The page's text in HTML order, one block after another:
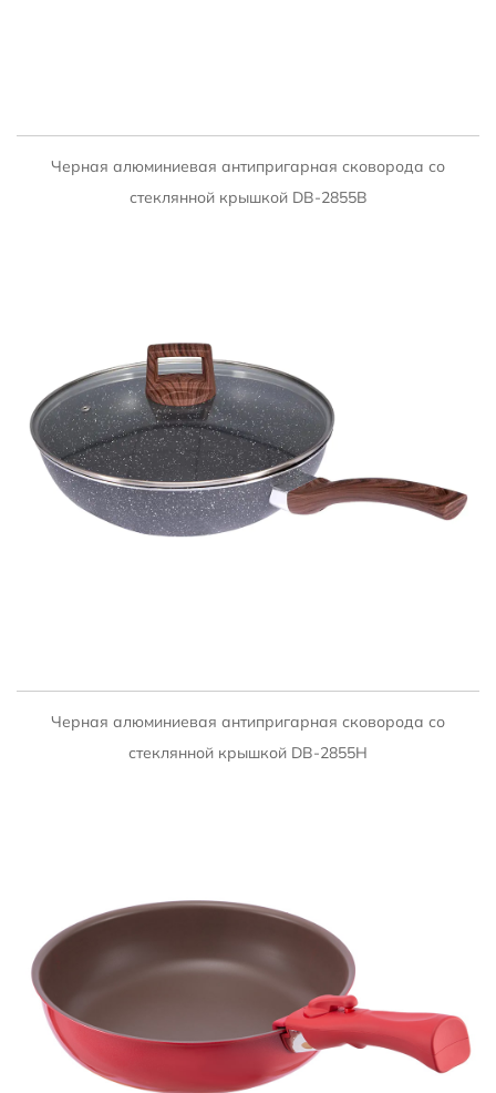
Черная алюминиевая антипригарная сковорода со
стеклянной крышкой DB-2855B
Черная алюминиевая антипригарная сковорода со
стеклянной крышкой DB-2855H